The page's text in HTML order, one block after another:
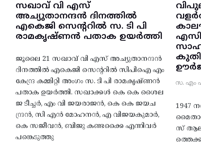
സഖാവ് വി എസ്
അച്യുതാനന്ദൻ ദിനത്തിൽ
എകെജി സെന്ററിൽ സ. ടി പി
രാമകൃഷ്‌ണൻ പതാക ഉയർത്തി
ജൂലൈ 21 സഖാവ് വി എസ് അച്യുതാനന്ദൻ
ദിനത്തിൽ എകെജി സെന്ററിൽ സിപിഐ എം
കേന്ദ്ര കമ്മിറ്റി അംഗം സ. ടി പി രാമകൃഷ്‌ണൻ
പതാക ഉയർത്തി. സഖാക്കൾ കെ കെ ശൈല
ജ ടീച്ചർ, എം വി ജയരാജൻ, കെ കെ ജയച
ന്ദ്രൻ, സി എൻ മോഹനൻ, എ വിജയകുമാർ,
കെ സജീവൻ, ബിജു കണ്ടക്കൈ എന്നിവർ
പങ്കെടുത്തു
സ. എം
1947
സ്